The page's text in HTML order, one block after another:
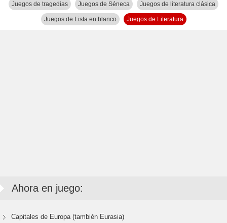
Juegos de tragedias Juegos de Séneca Juegos de literatura clásica
Juegos de Lista en blanco Juegos de Literatura
Ahora en juego:
Capitales de Europa (también Eurasia)